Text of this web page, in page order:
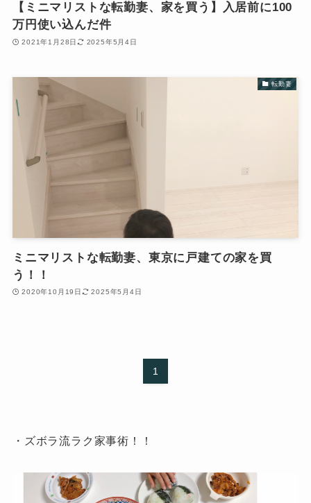
【ミニマリストな転勤妻、家を買う】入居前に100
万円使い込んだ件
2021年1月28日 2025年5月4日
転勤妻
ミニマリストな転勤妻、東京に戸建ての家を買
う！！
2020年10月19日 2025年5月4日
1
・ズボラ流ラク家事術！！